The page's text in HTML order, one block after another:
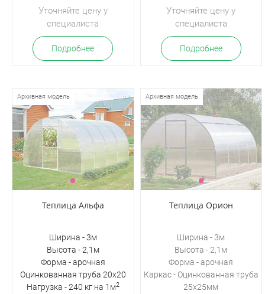
Уточняйте цену у
специалиста
Подробнее
Уточняйте цену у
специалиста
Подробнее
Архивная модель
Теплица Альфа
Ширина - 3м
Высота - 2,1м
Форма - арочная
Оцинкованная труба 20х20
Нагрузка - 240 кг на 1м2
Архивная модель
Теплица Орион
Ширина - 3м
Высота - 2,1м
Форма - арочная
Каркас - Оцинкованная труба
25х25мм